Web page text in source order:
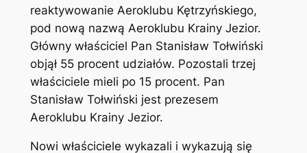
reaktywowanie Aeroklubu Kętrzyńskiego,
pod nową nazwą Aeroklubu Krainy Jezior.
Główny właściciel Pan Stanisław Tołwiński
objął 55 procent udziałów. Pozostali trzej
właściciele mieli po 15 procent. Pan
Stanisław Tołwiński jest prezesem
Aeroklubu Krainy Jezior.
Nowi właściciele wykazali i wykazują się